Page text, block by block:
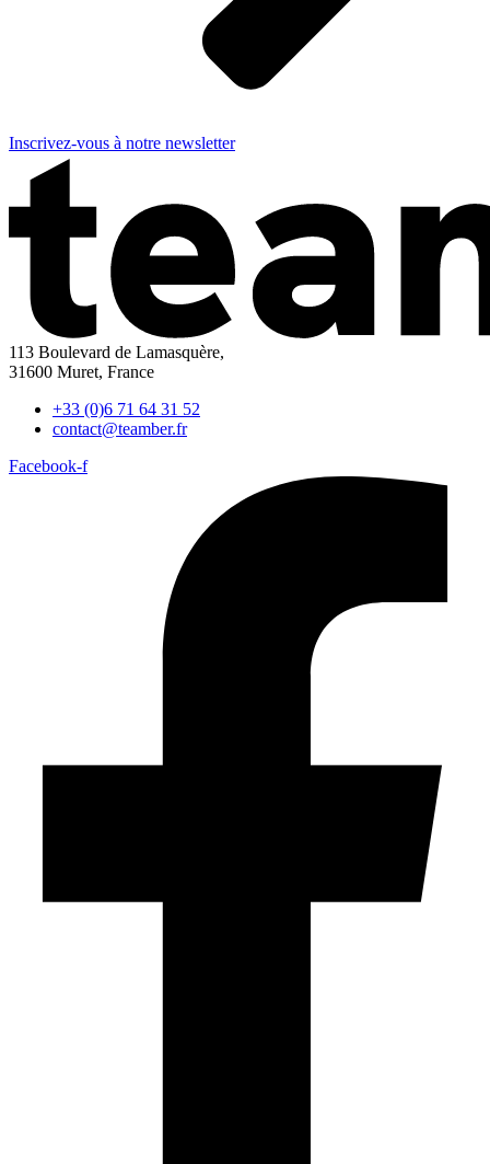
Inscrivez-vous à notre newsletter
113 Boulevard de Lamasquère,
31600 Muret, France
+33 (0)6 71 64 31 52
contact@teamber.fr
Facebook-f